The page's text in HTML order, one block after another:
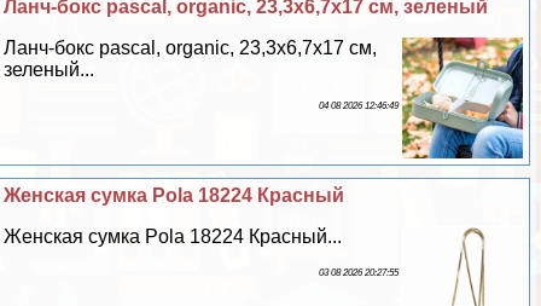
Ланч-бокс pascal, organic, 23,3х6,7х17 см, зеленый
Ланч-бокс pascal, organic, 23,3х6,7х17 см,
зеленый...
04 08 2026 12:46:49
Женская сумка Pola 18224 Красный
Женская сумка Pola 18224 Красный...
03 08 2026 20:27:55